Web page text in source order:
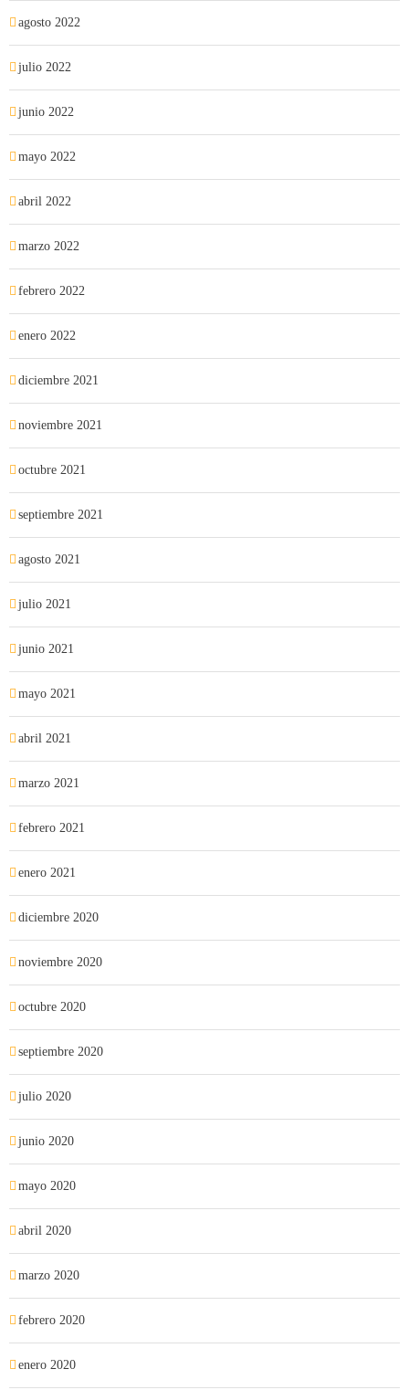
agosto 2022
julio 2022
junio 2022
mayo 2022
abril 2022
marzo 2022
febrero 2022
enero 2022
diciembre 2021
noviembre 2021
octubre 2021
septiembre 2021
agosto 2021
julio 2021
junio 2021
mayo 2021
abril 2021
marzo 2021
febrero 2021
enero 2021
diciembre 2020
noviembre 2020
octubre 2020
septiembre 2020
julio 2020
junio 2020
mayo 2020
abril 2020
marzo 2020
febrero 2020
enero 2020